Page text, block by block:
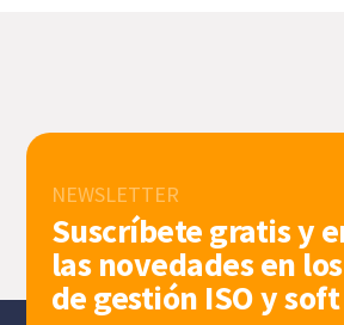
NEWSLETTER
Suscríbete gratis y
las novedades en
de gestión ISO y